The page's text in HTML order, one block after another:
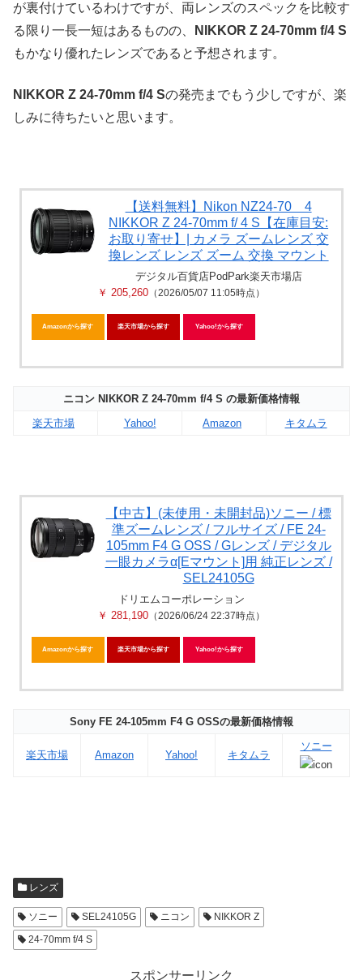
が裏付けているわけですが、両レンズのスペックを比較す
る限り一長一短はあるものの、
NIKKOR Z 24-70mm f/4 S
もかなり優れたレンズであると予想されます。
NIKKOR Z 24-70mm f/4 Sの発売までもう少しですが、楽
しみに待ちたいと思います。
【送料無料】Nikon NZ24-70 4
NIKKOR Z 24-70mm f/ 4 S【在庫目安:
お取り寄せ】| カメラ ズームレンズ 交
換レンズ レンズ ズーム 交換 マウント
デジタル百貨店PodPark楽天市場店
￥ 205,260 （2026/05/07 11:05時点）
Amazonから探す 楽天市場から探す Yahoo!から探す
ニコン NIKKOR Z 24-70mm f/4 S の最新価格情報
楽天市場
Yahoo! Amazon キタムラ
【中古】(未使用・未開封品)ソニー / 標
準ズームレンズ / フルサイズ / FE 24-
105mm F4 G OSS / Gレンズ / デジタル
一眼カメラα[Eマウント]用 純正レンズ /
SEL24105G
ドリエムコーポレーション
￥ 281,190 （2026/06/24 22:37時点）
Amazonから探す 楽天市場から探す Yahoo!から探す
Sony FE 24-105mm F4 G OSSの最新価格情報
楽天市場 Amazon Yahoo! キタムラ
ソニー
レンズ
ソニー SEL24105G ニコン
NIKKOR Z
24-70mm f/4 S
スポンサーリンク